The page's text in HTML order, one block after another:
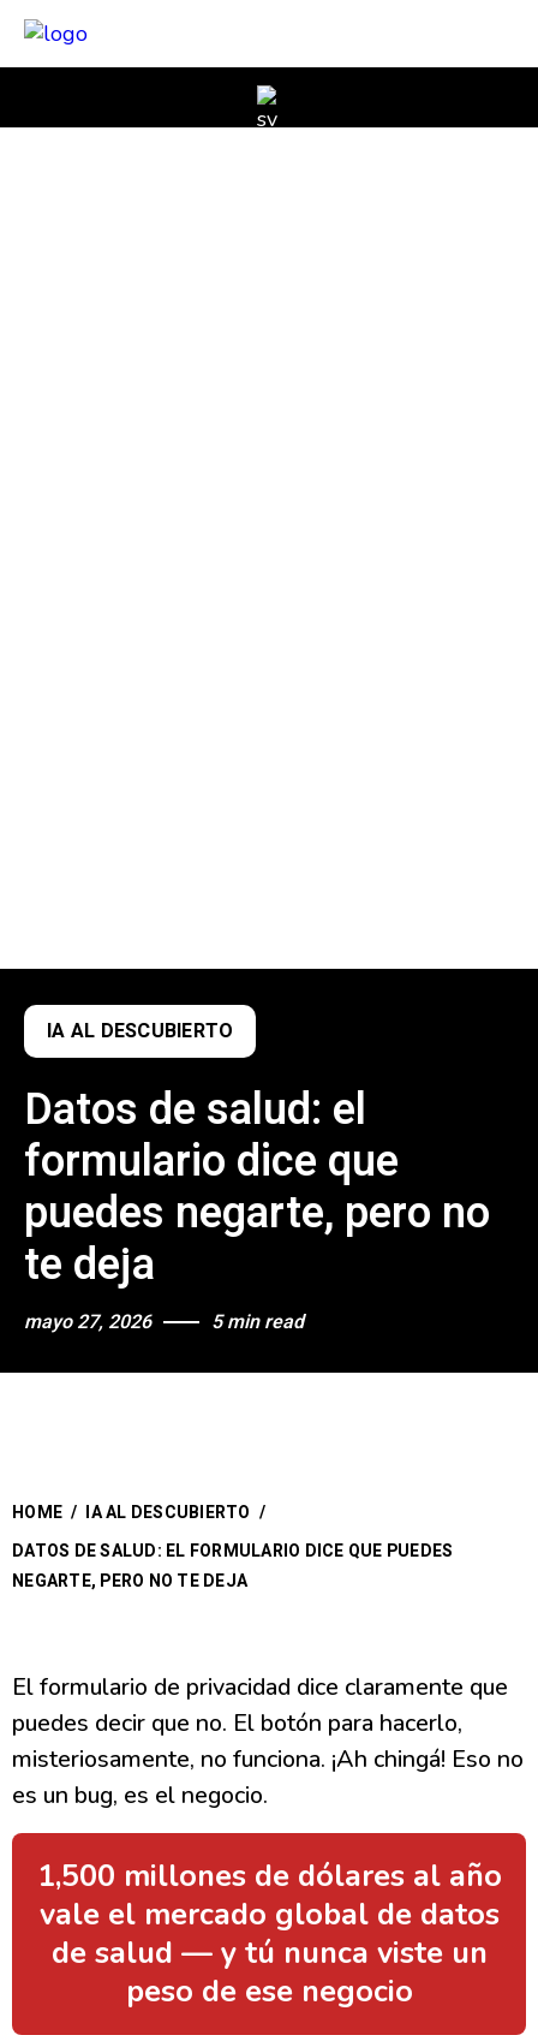
IA AL DESCUBIERTO
Datos de salud: el
formulario dice que
puedes negarte, pero no
te deja
mayo 27, 2026 5 min read
HOME / IA AL DESCUBIERTO /
DATOS DE SALUD: EL FORMULARIO DICE QUE PUEDES
NEGARTE, PERO NO TE DEJA
El formulario de privacidad dice claramente que
puedes decir que no. El botón para hacerlo,
misteriosamente, no funciona. ¡Ah chingá! Eso no
es un bug, es el negocio.
1,500 millones de dólares al año
vale el mercado global de datos
de salud — y tú nunca viste un
peso de ese negocio